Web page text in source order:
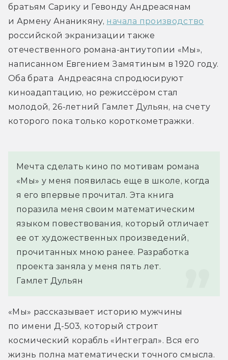
братьям Сарику и Гевонду Андреасянам
и Армену Ананикяну, начала производство
российской экранизации также
отечественного романа-антиутопии «Мы»,
написанном Евгением Замятиным в 1920 году.
Оба брата  Андреасяна спродюсируют
киноадаптацию, но режиссёром стал
молодой, 26-летний Гамлет Дульян, на счету
которого пока только короткометражки.
Мечта сделать кино по мотивам романа
«Мы» у меня появилась еще в школе, когда
я его впервые прочитал. Эта книга
поразила меня своим математическим
языком повествования, который отличает
ее от художественных произведений,
прочитанных мною ранее. Разработка
проекта заняла у меня пять лет.
Гамлет Дульян
«Мы» рассказывает историю мужчины
по имени Д-503, который строит
космический корабль «Интеграл». Вся его
жизнь полна математически точного смысла.